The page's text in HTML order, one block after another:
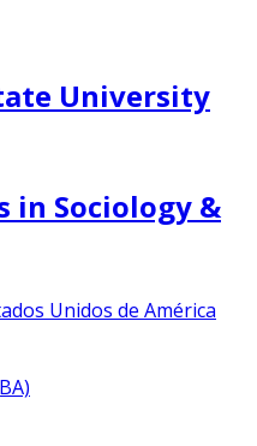
University
in Sociology &
Unidos de América